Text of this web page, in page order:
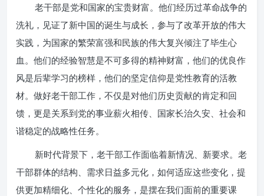
老干部是党和国家的宝贵财富。他们经历过革命战争的
洗礼，见证了新中国的诞生与成长，参与了改革开放的伟大
实践，为国家的繁荣富强和民族的伟大复兴倾注了毕生心
血。他们的经验智慧是不可多得的精神财富，他们的优良作
风是后辈学习的榜样，他们的坚定信仰是党性教育的活教
材。做好老干部工作，不仅是对他们历史贡献的肯定和回
馈，更是关系到党的事业薪火相传、国家长治久安、社会和
谐稳定的战略性任务。
新时代背景下，老干部工作面临着新情况、新要求。老
干部群体的结构、需求日益多元化，如何适应这些变化，提
供更加精细化、个性化的服务，是摆在我们面前的重要课